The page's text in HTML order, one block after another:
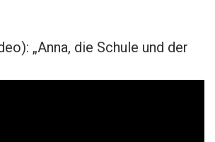
„Anna, die Schule und der